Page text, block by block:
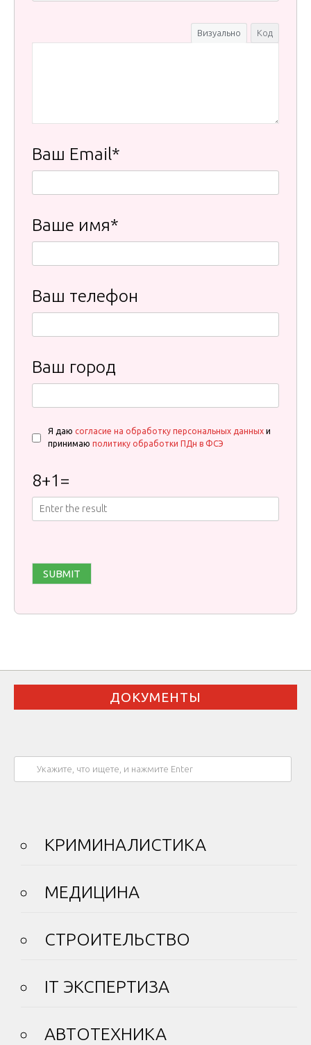
Визуально Код
Ваш Email*
Ваше имя*
Ваш телефон
Ваш город
Я даю согласие на обработку персональных данных и
принимаю политику обработки ПДн в ФСЭ
8+1 =
ДОКУМЕНТЫ
КРИМИНАЛИСТИКА
МЕДИЦИНА
СТРОИТЕЛЬСТВО
IT ЭКСПЕРТИЗА
АВТОТЕХНИКА